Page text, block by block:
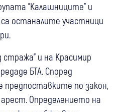
"Калашниците" и
останалите участници
стража" и на Красимир
БТА. Според
предпоставките по закон,
Определението на